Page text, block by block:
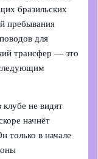
бразильских
пребывания
для
трансфер — это
не видят
начнёт
только в начале